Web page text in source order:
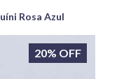
Rosa Azul
20% OFF